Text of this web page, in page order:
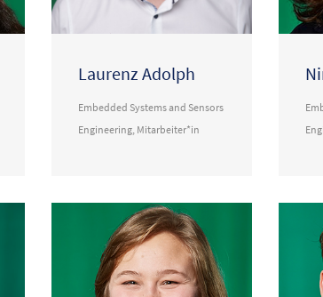
Laurenz Adolph
Embedded Systems and Sensors
Engineering Mitarbeiter*in